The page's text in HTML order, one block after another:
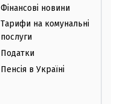
Фінансові новини
Тарифи на комунальні
послуги
Податки
Пенсія в Україні